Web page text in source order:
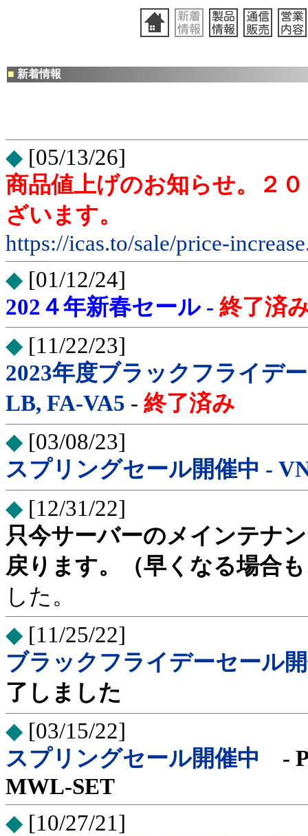
■ 新着情報
◆ [05/13/26]
商品値上げのお知らせ。２
ざいます。
https://icas.to/sale/price-
◆ [01/12/24]
202４年新春セール - 終了済
◆ [11/22/23]
2023年度ブラックフライデ
LB, FA-VA5 - 終了済み
◆ [03/08/23]
スプリングセール開催中 -
◆ [12/31/22]
只今サーバーのメインテナ
戻ります。（早くなる場合
した。
◆ [11/25/22]
ブラックフライデーセール
了しました
◆ [03/15/22]
スプリングセール開催中 -
MWL-SET
◆ [10/27/21]